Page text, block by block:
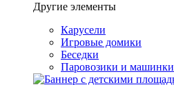
Другие элементы
Карусели
Игровые домики
Беседки
Паровозики и машинки